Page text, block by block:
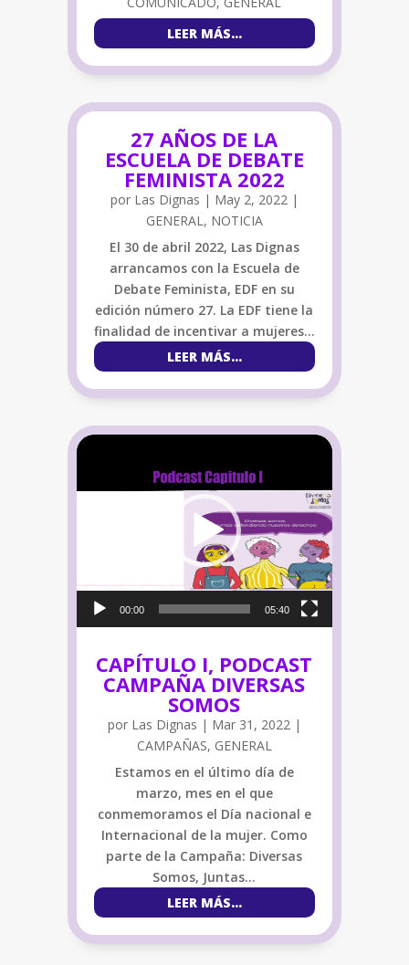
LEER MÁS…
27 AÑOS DE LA
ESCUELA DE DEBATE
FEMINISTA 2022
por Las Dignas | May 2, 2022|
GENERAL, NOTICIA
El 30 de abril 2022, Las Dignas
arrancamos con la Escuela de
Debate Feminista, EDF en su
edición número 27. La EDF tiene la
finalidad de incentivar a mujeres…
LEER MÁS…
Reproductor
00:00 05:40
CAPÍTULO I, PODCAST
CAMPAÑA DIVERSAS
SOMOS
por Las Dignas | Mar 31, 2022|
CAMPAÑAS, GENERAL
Estamos en el último día de
marzo, mes en el que
conmemoramos el Día nacional e
Internacional de la mujer. Como
parte de la Campaña: Diversas
Somos, Juntas…
LEER MÁS…